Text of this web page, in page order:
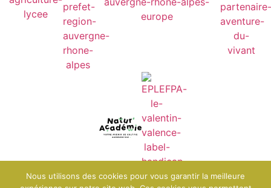
Nous utilisons des cookies pour vous garantir la meilleure